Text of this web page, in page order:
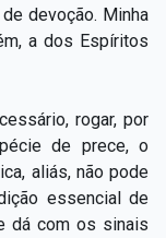
devoção. Minha
a dos Espíritos
rogar, por
de prece, o
aliás, não pode
essencial de
dá com os sinais